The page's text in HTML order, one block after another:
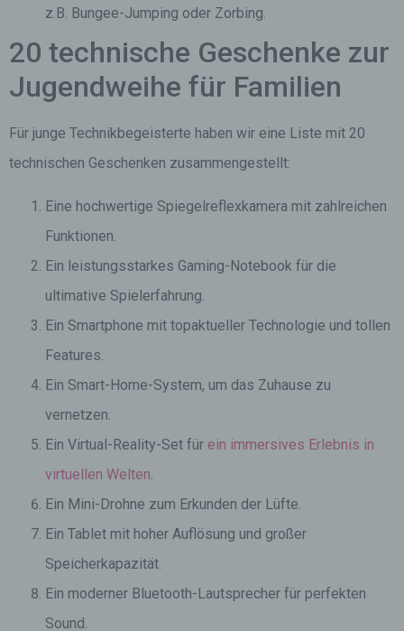
z.B. Bungee-Jumping oder Zorbing.
20 technische Geschenke zur
Jugendweihe für Familien
Für junge Technikbegeisterte haben wir eine Liste mit 20
technischen Geschenken zusammengestellt:
Eine hochwertige Spiegelreflexkamera mit zahlreichen
Funktionen.
Ein leistungsstarkes Gaming-Notebook für die
ultimative Spielerfahrung.
Ein Smartphone mit topaktueller Technologie und tollen
Features.
Ein Smart-Home-System, um das Zuhause zu
vernetzen.
Ein Virtual-Reality-Set für ein immersives Erlebnis in
virtuellen Welten.
Ein Mini-Drohne zum Erkunden der Lüfte.
Ein Tablet mit hoher Auflösung und großer
Speicherkapazität.
Ein moderner Bluetooth-Lautsprecher für perfekten
Sound.